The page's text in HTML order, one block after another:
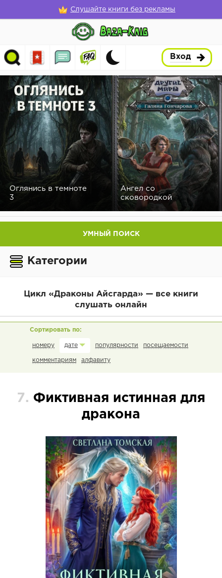
Слушайте книги без рекламы
Вход
Оглянись в темноте
3
Ангел со
сковородкой
УМНЫЙ ПОИСК
Категории
Цикл «Драконы Айсгарда» — все книги
слушать онлайн
номеру дате популярности посещаемости
комментариям алфавиту
7. Фиктивная истинная для
дракона